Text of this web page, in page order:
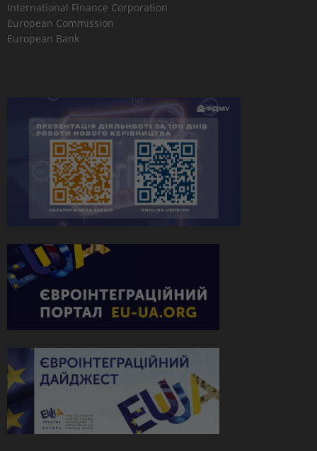
International Finance Corporation
European Commission
European Bank